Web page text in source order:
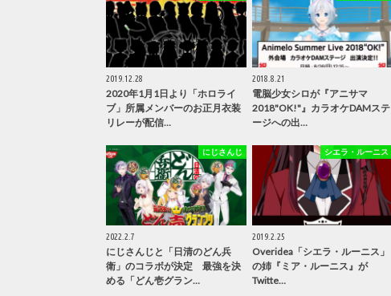
2019.12.28
2020年1月1日より「ホロライ
ブ」所属メンバーのお正月衣装
リレーが配信…
2018.8.21
電脳少女シロが『アニサマ
2018"OK!"』カラオケDAMステ
ージへの出…
にじさんじ
2022.2.7
にじさんじと「日清のどん兵
衛」のコラボが決定 最強を決
める「どん壱グラン…
シエラ・ルーニス
2019.2.25
Overidea「シエラ・ルーニス」
の姉『ミア・ルーニス』が
Twitte…